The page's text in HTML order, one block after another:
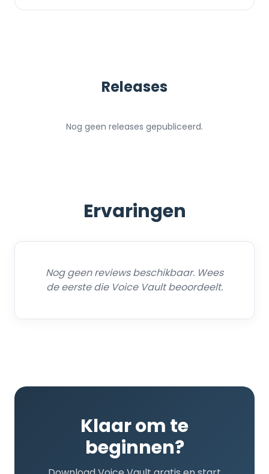
Releases
Nog geen releases gepubliceerd.
Ervaringen
Nog geen reviews beschikbaar. Wees
de eerste die Voice Vault beoordeelt.
Klaar om te
beginnen?